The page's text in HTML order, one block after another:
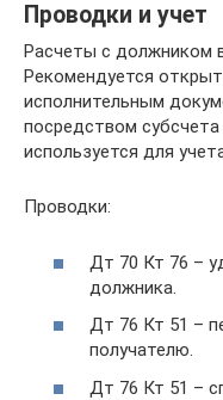
Проводки и учет
Расчеты с должником
Рекомендуется
исполнительным
посредством
используется для
Проводки:
Дт 70 Кт 76 –
должника.
Дт 76 Кт 51 –
получателю.
Дт 76 Кт 51 –